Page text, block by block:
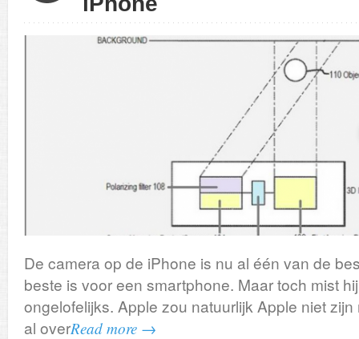
De camera op de iPhone is nu al één van de
beste is voor een smartphone. Maar toch mist
ongelofelijks. Apple zou natuurlijk Apple niet
al overRead more →